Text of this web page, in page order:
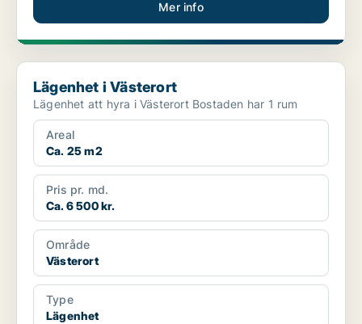
Mer info
Lägenhet i Västerort
Lägenhet i Västerort
Lägenhet att hyra i Västerort Bostaden har 1 rum
Areal
Ca. 25 m2
Pris pr. md.
Ca. 6 500 kr.
Område
Västerort
Type
Lägenhet